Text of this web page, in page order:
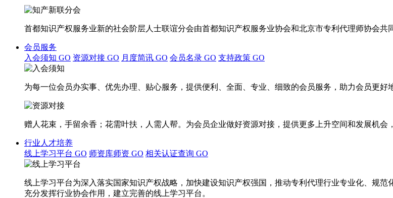
首都知识产权服务业新的社会阶层人士联谊分会由首都知识产权服务业协会和北京市专利代理师协会共
会员服务
入会须知 GO 资源对接 GO 月度简讯 GO 会员名录 GO 支持政策 GO
为每一位会员办实事、优先办理、贴心服务，提供便利、全面、专业、细致的会员服务，助力会员更好
赠人花束，手留余香；花需叶扶，人需人帮。为会员企业做好资源对接，提供更多上升空间和发展机会
行业人才培养
线上学习平台 GO 师资库师资 GO 相关认证查询 GO
线上学习平台为深入落实国家知识产权战略，加快建设知识产权强国，推动专利代理行业专业化、规
充分发挥行业协会作用，建立完善的线上学习平台。